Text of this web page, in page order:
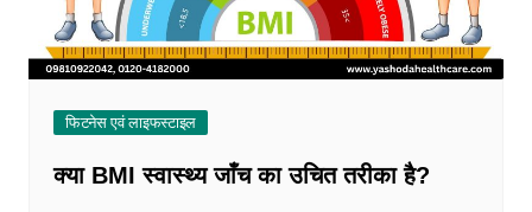
फिटनेस एवं लाइफस्टाइल
क्या BMI स्वास्थ्य जाँच का उचित तरीका है?